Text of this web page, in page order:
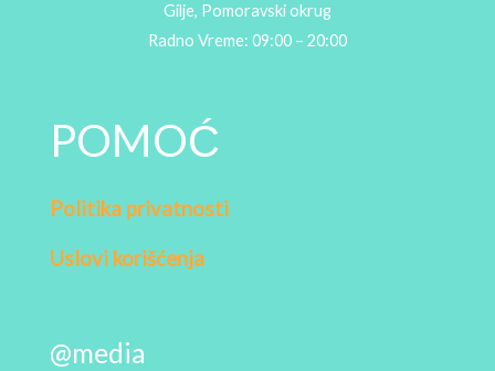
Gilje, Pomoravski okrug
Radno Vreme: 09:00 – 20:00
POMOĆ
Politika privatnosti
Uslovi korišćenja
@media